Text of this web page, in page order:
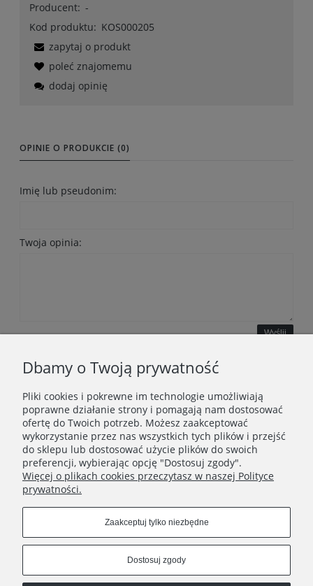
Producent: -
Kod produktu: KOS000205
zapytaj o produkt
poleć znajomemu
dodaj opinię
OPINIE O PRODUKCIE (0)
Imię lub pseudonim:
Twoja opinia:
Wyślij
WAŻNE INFORMACJE
POLECANE STRONY
Dbamy o Twoją prywatność
Pliki cookies i pokrewne im technologie umożliwiają
poprawne działanie strony i pomagają nam dostosować
ofertę do Twoich potrzeb. Możesz zaakceptować
wykorzystanie przez nas wszystkich tych plików i przejść
do sklepu lub dostosować użycie plików do swoich
preferencji, wybierając opcję "Dostosuj zgody".
Więcej o plikach cookies przeczytasz w naszej Polityce
prywatności.
Zaakceptuj tylko niezbędne
Dostosuj zgody